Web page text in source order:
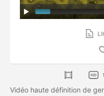
Vidéo haute définition de